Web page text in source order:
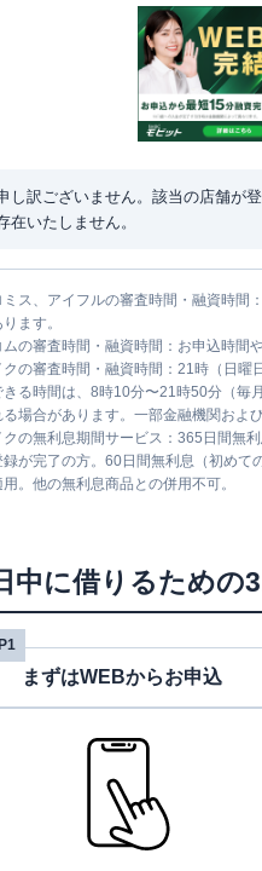
し訳ございません。該当の店舗が登
在いたしません。
ミス、アイフルの審査時間・融資時間
ます。
ムの審査時間・融資時間：お申込時間
クの審査時間・融資時間：21時（日
きる時間は、8時10分〜21時50分（毎
場合があります。一部金融機関およ
クの無利息期間サービス：365日間無
録が完了の方。60日間無利息（初めて
。他の無利息商品との併用不可。
中に借りるための
まずはWEBからお申込